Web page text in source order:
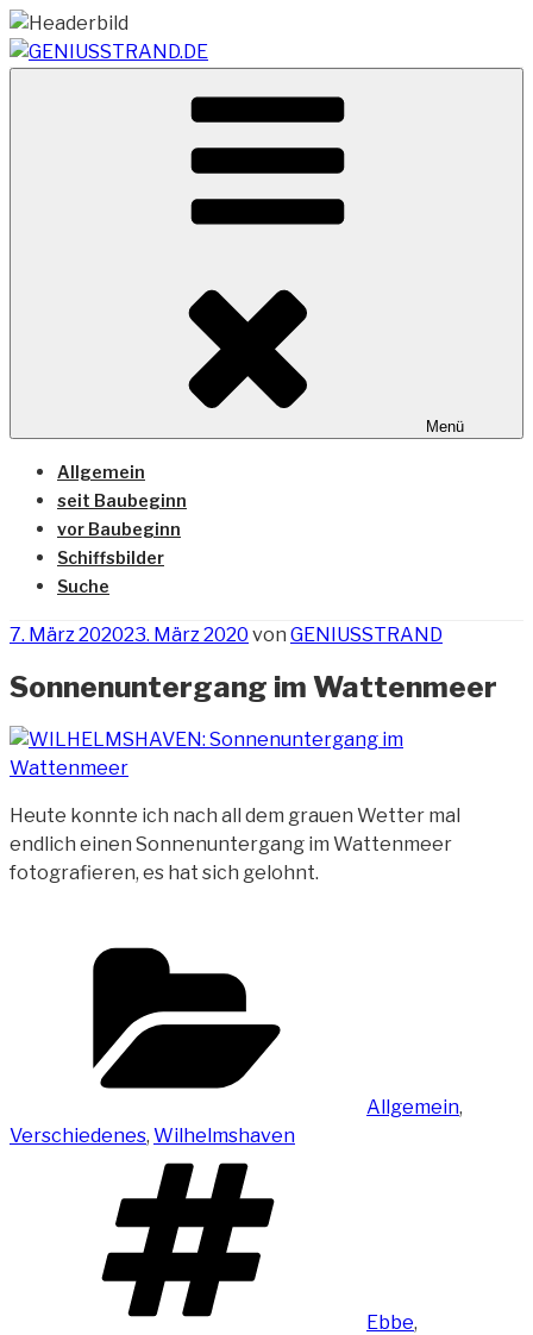
Zum
Inhalt
springen
GENIUSSTRAND.DE
Vom Geniusstrand zum JadeWeserPort/Container
Terminal Wilhelmshaven
Menü
Allgemein
seit Baubeginn
vor Baubeginn
Schiffsbilder
Suche
Veröffentlicht
7. März 202023. März 2020 von GENIUSSTRAND
Sonnenuntergang im Wattenmeer
Heute konnte ich nach all dem grauen Wetter mal
endlich einen Sonnenuntergang im Wattenmeer
fotografieren, es hat sich gelohnt.
Allgemein,
Verschiedenes, Wilhelmshaven
Ebbe,